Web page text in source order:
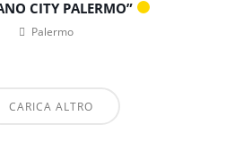
CITY PALERMO”
Palermo
CARICA ALTRO